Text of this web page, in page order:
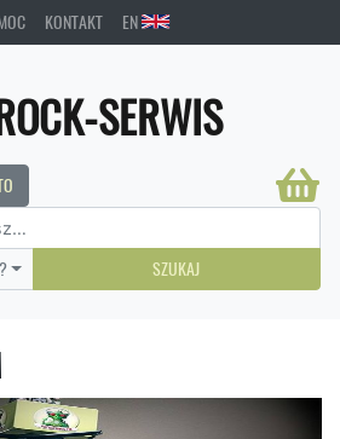
KONTAKT EN
SERWIS
SZUKAJ